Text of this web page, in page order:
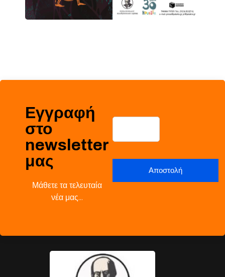
Εγγραφή
στο
newsletter
μας
Μάθετε τα τελευταία
νέα μας…